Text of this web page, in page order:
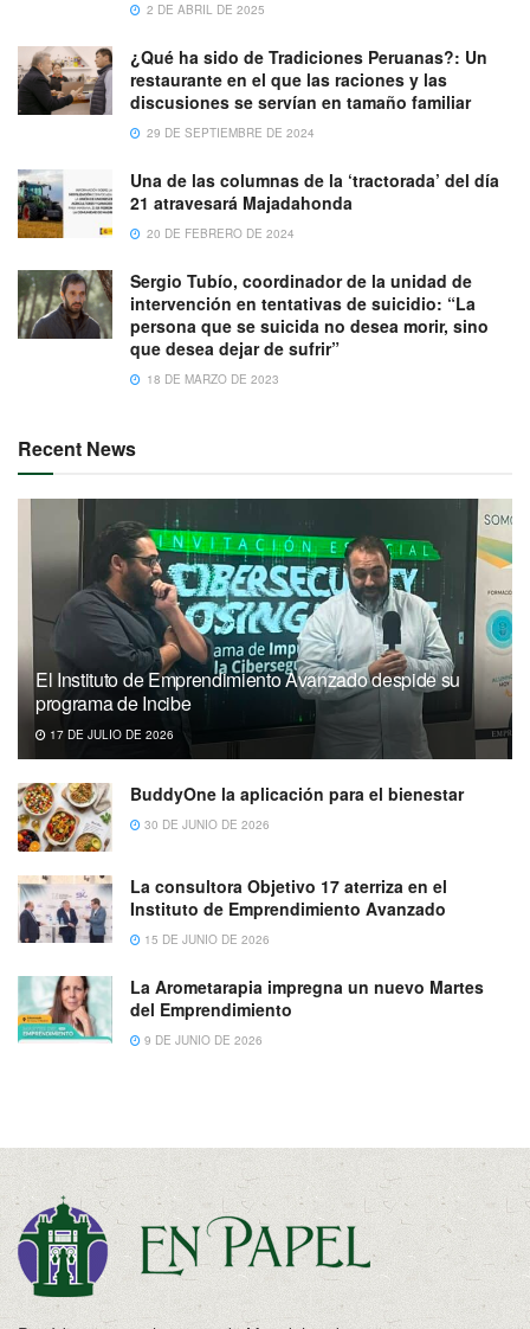
2 DE ABRIL DE 2025
¿Qué ha sido de Tradiciones Peruanas?: Un
restaurante en el que las raciones y las
discusiones se servían en tamaño familiar
29 DE SEPTIEMBRE DE 2024
Una de las columnas de la ‘tractorada’ del día
21 atravesará Majadahonda
20 DE FEBRERO DE 2024
Sergio Tubío, coordinador de la unidad de
intervención en tentativas de suicidio: “La
persona que se suicida no desea morir, sino
que desea dejar de sufrir”
18 DE MARZO DE 2023
Recent News
El Instituto de Emprendimiento Avanzado despide su
programa de Incibe
17 DE JULIO DE 2026
BuddyOne la aplicación para el bienestar
30 DE JUNIO DE 2026
La consultora Objetivo 17 aterriza en el
Instituto de Emprendimiento Avanzado
15 DE JUNIO DE 2026
La Arometarapia impregna un nuevo Martes
del Emprendimiento
9 DE JUNIO DE 2026